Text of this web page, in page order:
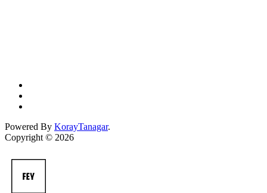
Powered By KorayTanagar.
Copyright © 2026